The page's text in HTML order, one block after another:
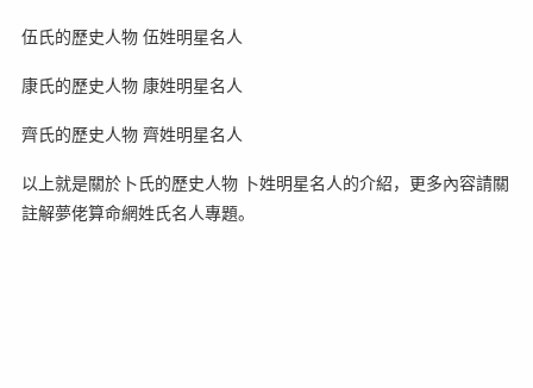
伍氏的歷史人物 伍姓明星名人
康氏的歷史人物 康姓明星名人
齊氏的歷史人物 齊姓明星名人
以上就是關於卜氏的歷史人物 卜姓明星名人的介紹，更多內容請關
註解夢佬算命網姓氏名人專題。